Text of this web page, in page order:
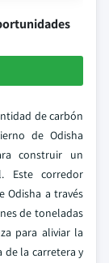
de carbón
de Odisha
construir un
Este corredor
Odisha a través
de toneladas
para aliviar la
de la carretera y